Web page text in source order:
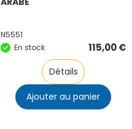
N5551
En stock
115,00€
Détails
Ajouter au panier